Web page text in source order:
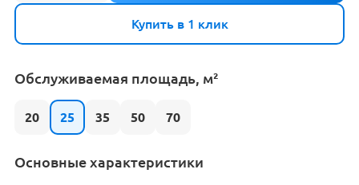
Купить в 1 клик
Обслуживаемая площадь, м²
20 25 35 50 70
Основные характеристики